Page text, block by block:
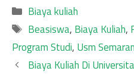
Categories
Biaya kuliah
Tags
Beasiswa, Biaya Kuliah,
Program Studi, Usm
Biaya Kuliah Di